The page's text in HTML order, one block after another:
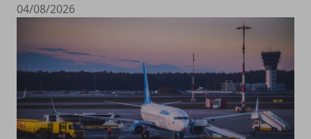
04/08/2026